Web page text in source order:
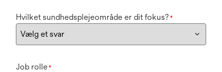
Hvilket sundhedsplejeområde er dit fokus? *
Job rolle*